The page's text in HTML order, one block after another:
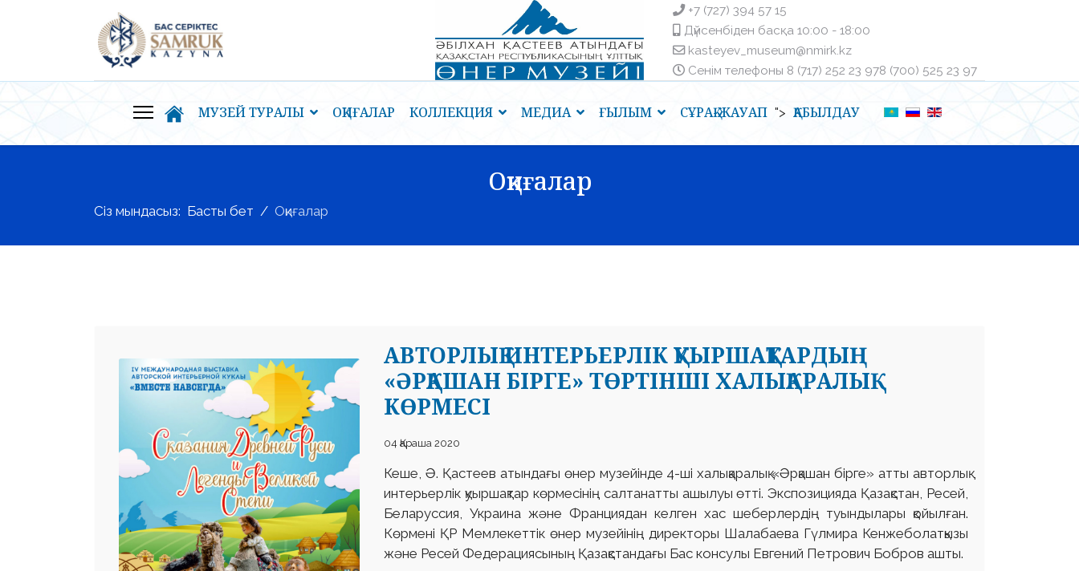
+7 (727) 394 57 15
Дүйсенбіден басқа ㅤ10:00 - 18:00
kasteyev_museum@nmirk.kz
Сенім телефоныㅤ 8 (717) 252 23 97ㅤ8 (700) 525 23 97
МУЗЕЙ ТУРАЛЫ ОҚИҒАЛАР КОЛЛЕКЦИЯ МЕДИА ҒЫЛЫМ СҰРАҚ-ЖАУАП "> ҚАБЫЛДАУ
Оқиғалар
Сіз мындасыз: Басты бет Оқиғалар
АВТОРЛЫҚ ИНТЕРЬЕРЛІК ҚУЫРШАҚТАРДЫҢ
«ӘРҚАШАН БІРГЕ» ТӨРТІНШІ ХАЛЫҚАРАЛЫҚ
КӨРМЕСІ
04 Қараша 2020
Кеше, Ә. Қастеев атындағы өнер музейінде 4-ші халықаралық «Әрқашан бірге» атты авторлық
интерьерлік қуыршақтар көрмесінің салтанатты ашылуы өтті. Экспозицияда Қазақстан, Ресей,
Беларуссия, Украина және Франциядан келген хас шеберлердің туындылары қойылған.
Көрмені ҚР Мемлекеттік өнер музейінің директоры Шалабаева Гүлмира Кенжеболатқызы
және Ресей Федерациясының Қазақстандағы Бас консулы Евгений Петрович Бобров ашты.